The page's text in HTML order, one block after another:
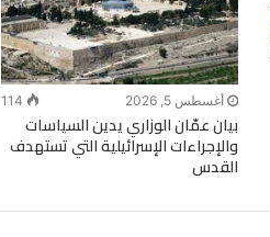
أغسطس 5, 2026 114
بيان عمّان الوزاري يدين السياسات
والإجراءات الإسرائيلية التي تستهدف
القدس